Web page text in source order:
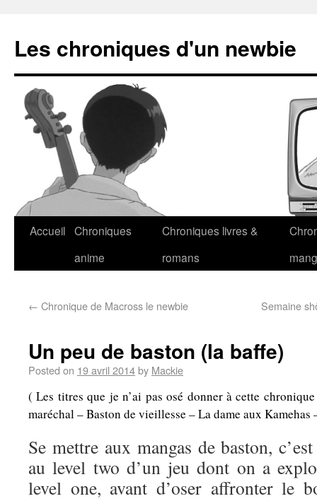
Les chroniques d'un newbie
Accueil Chroniques
anime
Chroniques livres &
romans
← Chronique de Macross le newbie Semaine
Un peu de baston (la baffe)
Posted on 19 avril 2014by Mackie
( Les titres que je n’ai pas osé donner à cette
maréchal – Baston de vieillesse – La dame aux
Se mettre aux mangas de baston,
au level two d’un jeu dont on a
level one, avant d’oser affronter le